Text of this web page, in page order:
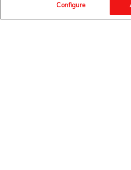
OBSERWUJ NAS
Configure